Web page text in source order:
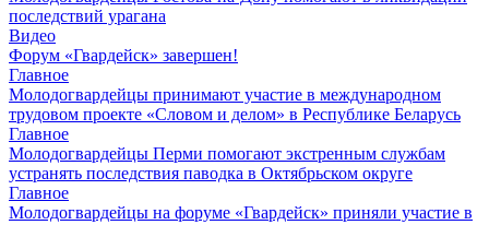
последствий урагана
Видео
Форум «Гвардейск» завершен!
Главное
Молодогвардейцы принимают участие в международном
трудовом проекте «Словом и делом» в Республике Беларусь
Главное
Молодогвардейцы Перми помогают экстренным службам
устранять последствия паводка в Октябрьском округе
Главное
Молодогвардейцы на форуме «Гвардейск» приняли участие в